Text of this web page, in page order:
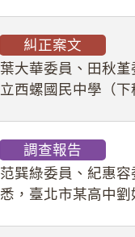
業把關與糾錯功能，
告漏未審酌師生不
糾正案文
葉大華委員、田秋
立西螺國民中學（
教羽球隊學生等行為
事件處理會議（下
調查報告
范巽綠委員、紀惠
悉，臺北市某高中